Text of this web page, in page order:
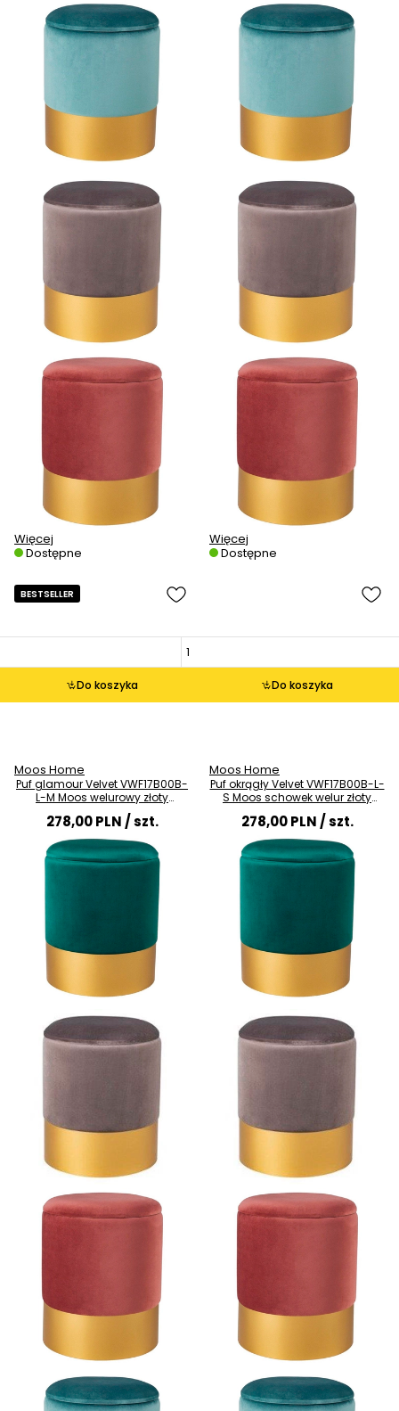
Więcej
Dostępne
Więcej
Dostępne
Do koszyka
BESTSELLER
Moos Home
Puf glamour Velvet VWF17B00B-
L-M Moos welurowy złoty
278,00 PLN/ szt.
Do koszyka
Moos Home
Puf okrągły Velvet VWF17B00B-L-
S Moos schowek welur złoty
278,00 PLN/ szt.